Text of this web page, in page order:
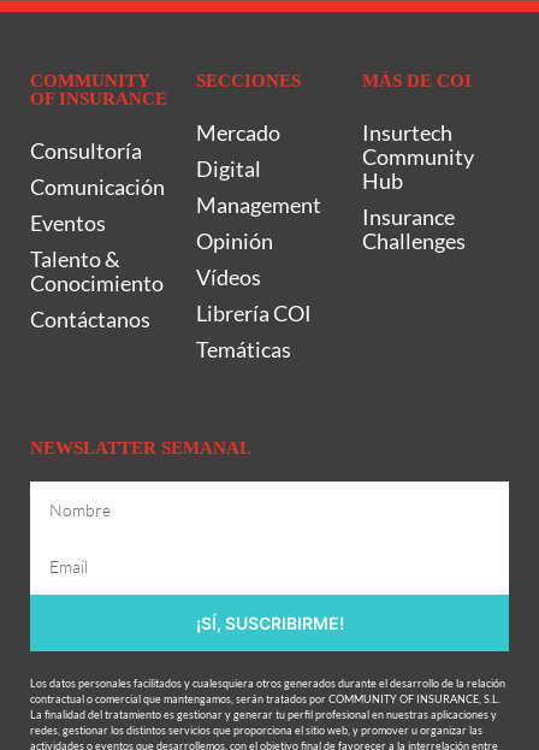
COMMUNITY
OF INSURANCE
Consultoría
Comunicación
Eventos
Talento &
Conocimiento
Contáctanos
SECCIONES
Mercado
Digital
Management
Opinión
Vídeos
Librería COI
Temáticas
MÁS DE COI
Insurtech
Community
Hub
Insurance
Challenges
NEWSLATTER SEMANAL
¡SÍ, SUSCRIBIRME!
Los datos personales facilitados y cualesquiera otros generados durante el desarrollo de la relación
contractual o comercial que mantengamos, serán tratados por COMMUNITY OF INSURANCE, S.L.
La finalidad del tratamiento es gestionar y generar tu perfil profesional en nuestras aplicaciones y
redes, gestionar los distintos servicios que proporciona el sitio web, y promover u organizar las
actividades o eventos que desarrollemos, con el objetivo final de favorecer a la interrelación entre